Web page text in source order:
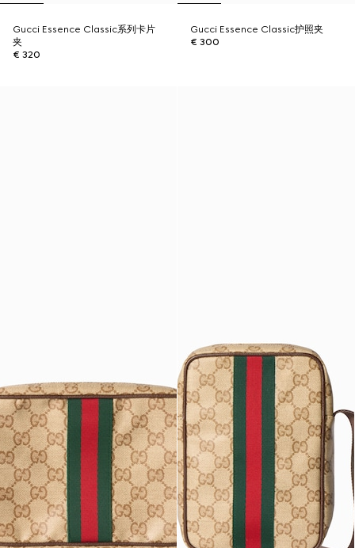
Gucci Essence Classic系列卡片
夹
€ 320
Gucci Essence Classic护照夹
€ 300